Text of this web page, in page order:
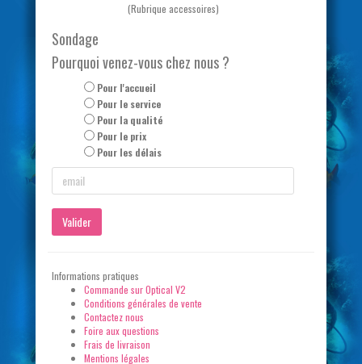
(Rubrique accessoires)
Sondage
Pourquoi venez-vous chez nous ?
Pour l'accueil
Pour le service
Pour la qualité
Pour le prix
Pour les délais
Valider
Informations pratiques
Commande sur Optical V2
Conditions générales de vente
Contactez nous
Foire aux questions
Frais de livraison
Mentions légales